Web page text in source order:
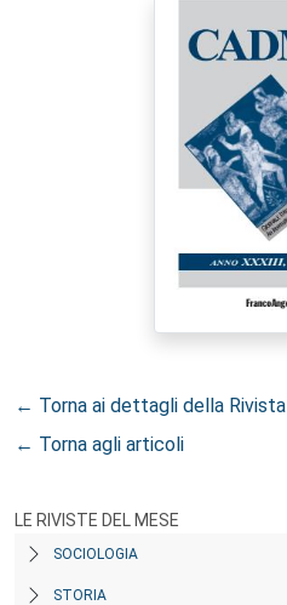
← Torna ai dettagli della Rivista
← Torna agli articoli
LE RIVISTE DEL MESE
SOCIOLOGIA
STORIA